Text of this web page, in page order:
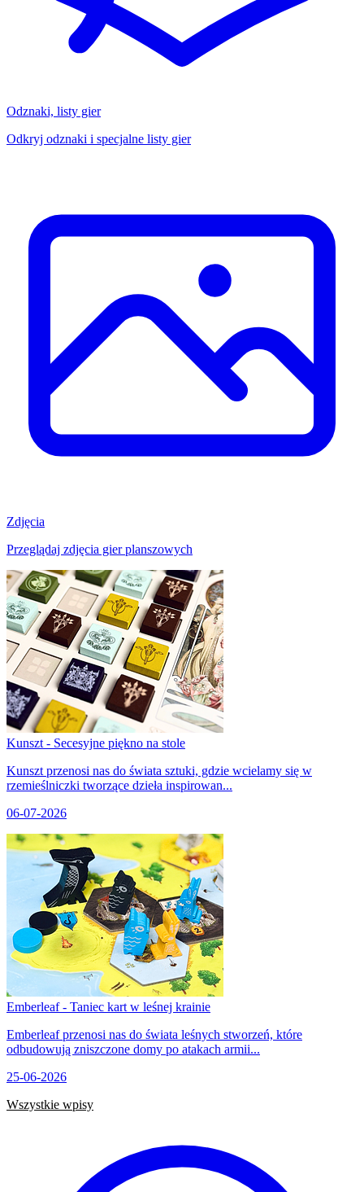
Odznaki, listy gier
Odkryj odznaki i specjalne listy gier
Zdjęcia
Przeglądaj zdjęcia gier planszowych
Kunszt - Secesyjne piękno na stole
Kunszt przenosi nas do świata sztuki, gdzie wcielamy się w
rzemieślniczki tworzące dzieła inspirowan...
06-07-2026
Emberleaf - Taniec kart w leśnej krainie
Emberleaf przenosi nas do świata leśnych stworzeń, które
odbudowują zniszczone domy po atakach armii...
25-06-2026
Wszystkie wpisy